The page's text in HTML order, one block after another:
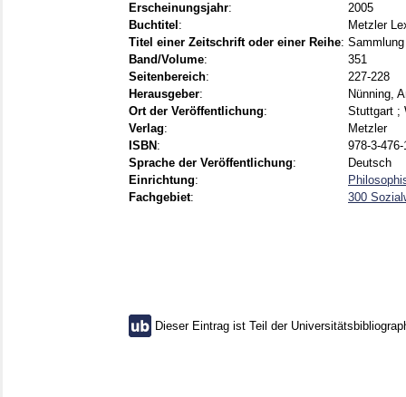
Erscheinungsjahr:
2005
Buchtitel :
Metzler
Titel einer Zeitschrift oder einer Reihe:
Band/Volume:
351
Seitenbereich:
227-228
Herausgeber:
Nünning,
Ort der Veröffentlichung:
Stuttgart ;
Verlag:
Metzler
ISBN :
978-3-
Sprache der Veröffentlichung:
Deutsch
Einrichtung:
Fachgebiet: 300
Dieser Eintrag ist Teil der